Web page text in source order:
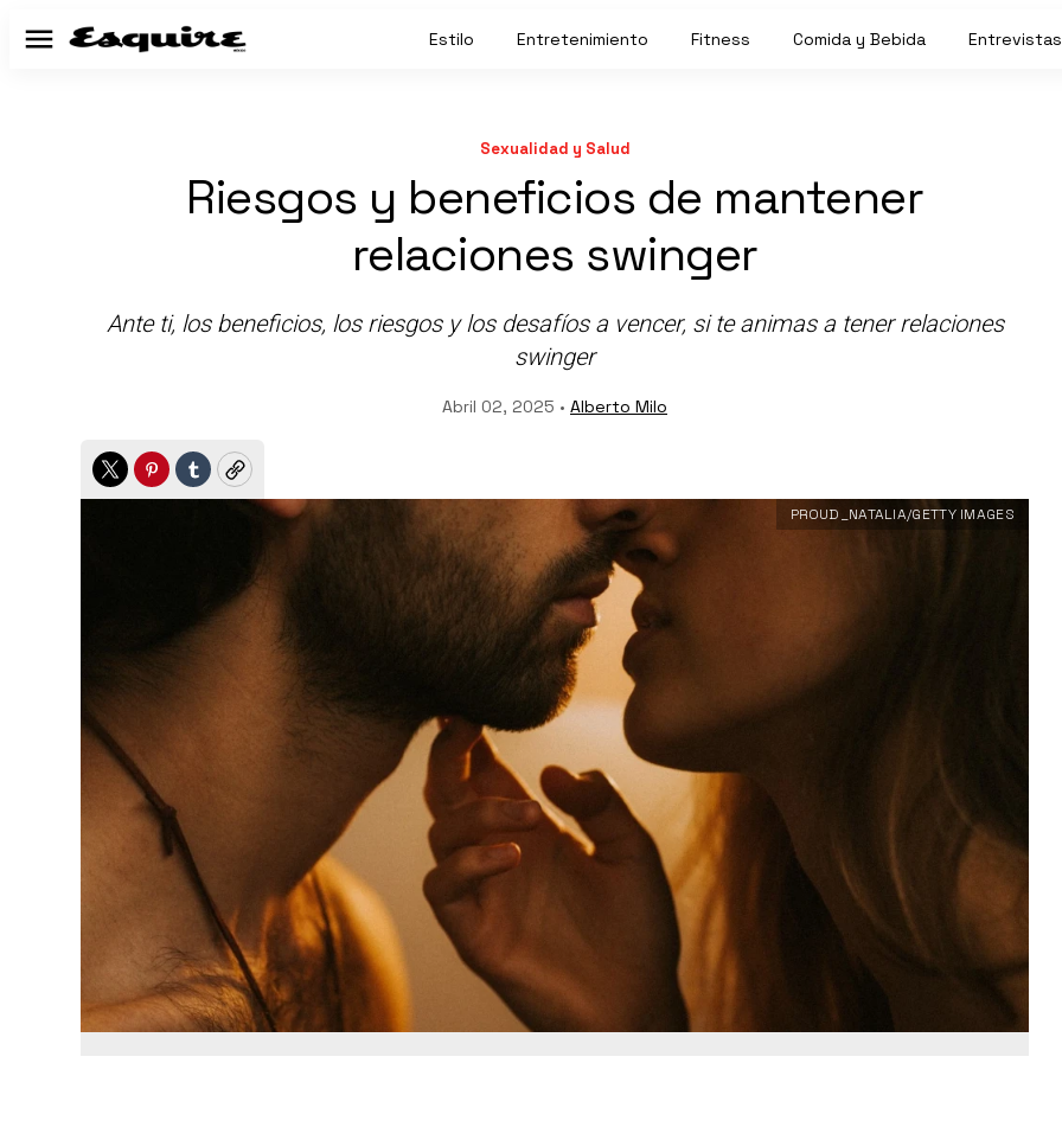
Menú Estilo Entretenimiento Fitness Comida y Bebida Entrevistas
Sexualidad y Salud
Riesgos y beneficios de mantener
relaciones swinger
Ante ti, los beneficios, los riesgos y los desafíos a vencer, si te animas a tener relaciones
swinger
Abril 02, 2025 • Alberto Milo
TwitterPinterest
TumblrCopy
PROUD_NATALIA/GETTY IMAGES